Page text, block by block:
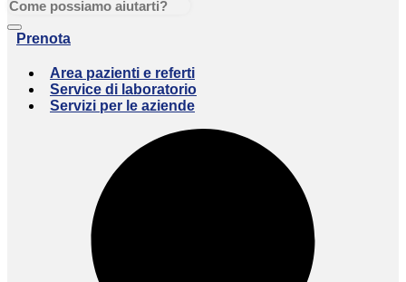
Prenota
Area pazienti e referti
Service di laboratorio
Servizi per le aziende